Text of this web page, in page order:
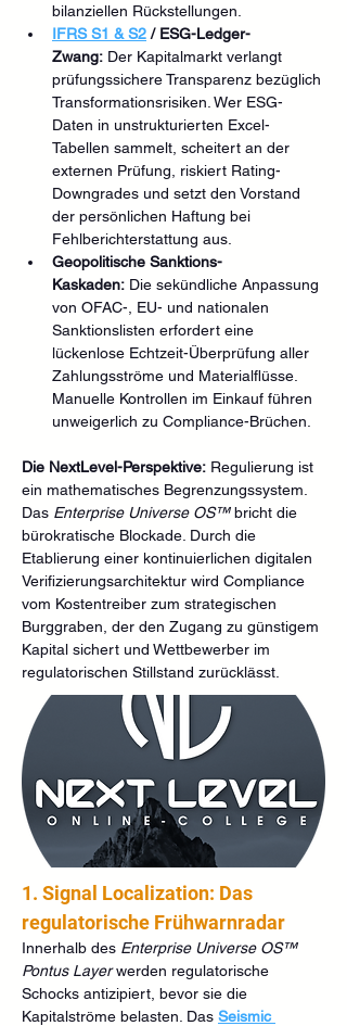
bilanziellen Rückstellungen.
IFRS S1 & S2 / ESG-Ledger-
Zwang: Der Kapitalmarkt verlangt
prüfungssichere Transparenz bezüglich
Transformationsrisiken. Wer ESG-
Daten in unstrukturierten Excel-
Tabellen sammelt, scheitert an der
externen Prüfung, riskiert Rating-
Downgrades und setzt den Vorstand
der persönlichen Haftung bei
Fehlberichterstattung aus.
Geopolitische Sanktions-
Kaskaden: Die sekündliche Anpassung
von OFAC-, EU- und nationalen
Sanktionslisten erfordert eine
lückenlose Echtzeit-Überprüfung aller
Zahlungsströme und Materialflüsse.
Manuelle Kontrollen im Einkauf führen
unweigerlich zu Compliance-Brüchen.
Die NextLevel-Perspektive: Regulierung ist
ein mathematisches Begrenzungssystem.
Das Enterprise Universe OS™ bricht die
bürokratische Blockade. Durch die
Etablierung einer kontinuierlichen digitalen
Verifizierungsarchitektur wird Compliance
vom Kostentreiber zum strategischen
Burggraben, der den Zugang zu günstigem
Kapital sichert und Wettbewerber im
regulatorischen Stillstand zurücklässt.
1. Signal Localization: Das
regulatorische Frühwarnradar
Innerhalb des Enterprise Universe OS™
Pontus Layer werden regulatorische
Schocks antizipiert, bevor sie die
Kapitalströme belasten. Das Seismic